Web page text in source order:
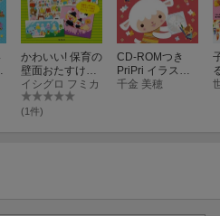
かわいい! 保育の
壁面おたすけブ
ック(応用編)
イシグロ フミカ
(1件)
CD-ROMつき
PriPri イラスト
カット＆文例集
千金 美穂